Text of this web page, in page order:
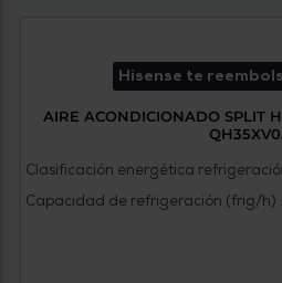
Hisense te
AIRE ACONDICIONADO SPLIT
Clasificación energética
Capacidad de refrigeración (frig/h)